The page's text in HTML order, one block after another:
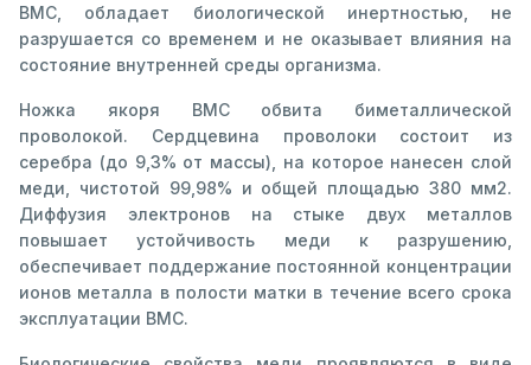
ВМС, обладает биологической инертностью, не
разрушается со временем и не оказывает влияния на
состояние внутренней среды организма.
Ножка якоря ВМС обвита биметаллической
проволокой. Сердцевина проволоки состоит из
серебра (до 9,3% от массы), на которое нанесен слой
меди, чистотой 99,98% и общей площадью 380 мм2.
Диффузия электронов на стыке двух металлов
повышает устойчивость меди к разрушению,
обеспечивает поддержание постоянной концентрации
ионов металла в полости матки в течение всего срока
эксплуатации ВМС.